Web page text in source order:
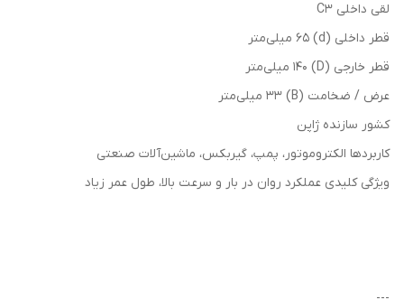
لقی داخلی C3
قطر داخلی (d) 65 میلی‌متر
قطر خارجی (D) 140 میلی‌متر
عرض / ضخامت (B) 33 میلی‌متر
کشور سازنده ژاپن
کاربردها الکتروموتور، پمپ، گیربکس، ماشین‌آلات صنعتی
ویژگی کلیدی عملکرد روان در بار و سرعت بالا، طول عمر زیاد
---